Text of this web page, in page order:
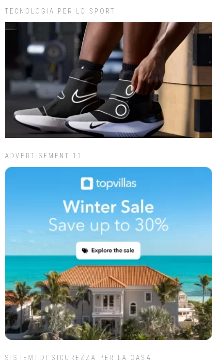
TECNOLOGIA PER LO SPORT
ADVERTISEMENT 11
SISTEMI DI SICUREZZA PER LA CASA